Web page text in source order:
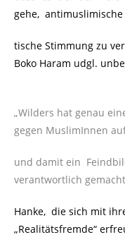
gehe, antimuslimische
tische Stimmung zu
Boko Haram udgl.
„Wilders hat genau
gegen MuslimInnen
und damit ein
verantwortlich
Hanke, die sich mit
„Realitätsfremde“